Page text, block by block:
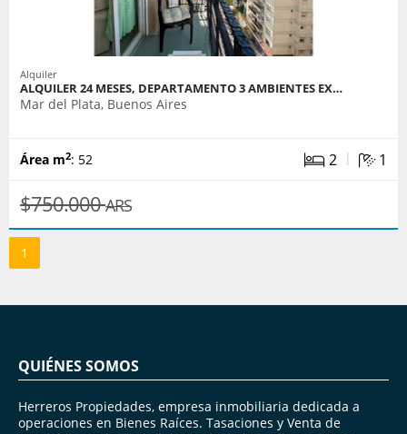
Alquiler
ALQUILER 24 MESES, DEPARTAMENTO 3 AMBIENTES EX…
Mar del Plata, Buenos Aires
Área m2: 52 2 | 1
$750.000ARS
1
QUIÉNES SOMOS
Herreros Propiedades, empresa inmobiliaria dedicada a
operaciones en Bienes Raíces. Tasaciones y Venta de